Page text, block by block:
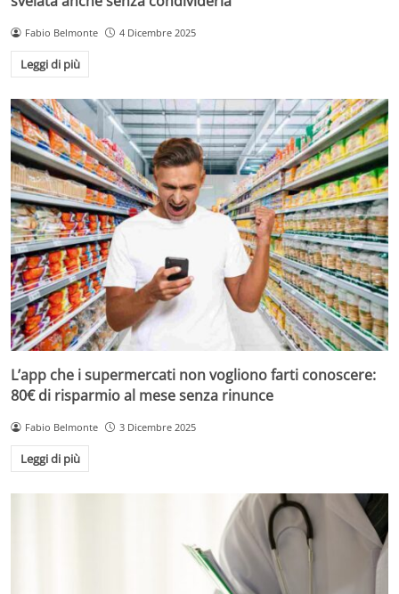
Fabio Belmonte 4 Dicembre 2025
Leggi di più
L’app che i supermercati non vogliono farti conoscere:
80€ di risparmio al mese senza rinunce
Fabio Belmonte 3 Dicembre 2025
Leggi di più